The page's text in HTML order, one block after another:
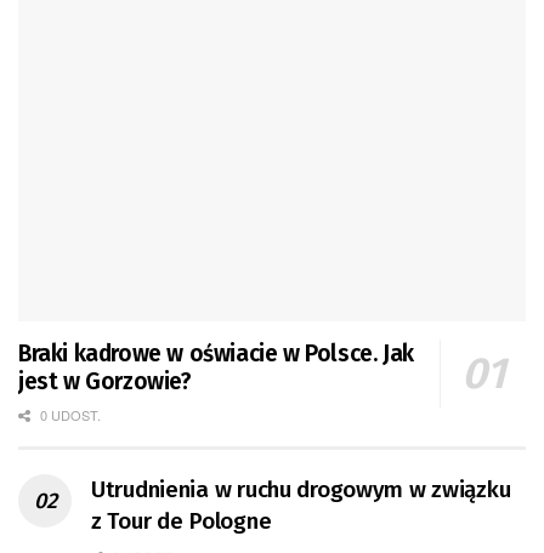
Braki kadrowe w oświacie w Polsce. Jak
jest w Gorzowie?
0 UDOST.
Utrudnienia w ruchu drogowym w związku
z Tour de Pologne